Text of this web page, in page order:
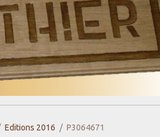
Editions 2016 P3064671